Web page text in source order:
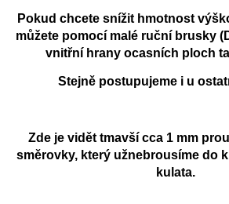
Pokud chcete snížit hmotnost
můžete pomocí malé ruční brusky
vnitřní hrany ocasních ploch
Stejně postupujeme i u
Zde je vidět tmavší cca 1 mm
směrovky, který užnebrousíme do
kulata.